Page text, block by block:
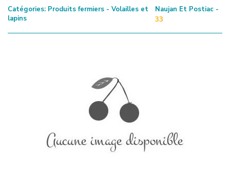
Catégories: Produits fermiers - Volailles et
lapins
Naujan Et Postiac -
33